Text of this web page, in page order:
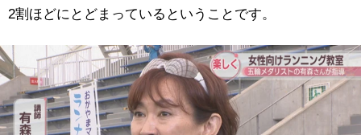
2割ほどにとどまっているということです。